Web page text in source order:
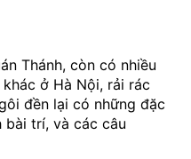
Thánh, còn có nhiều
ở Hà Nội, rải rác
đền lại có những đặc
bài trí, và các câu